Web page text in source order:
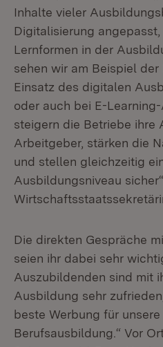
Inhalte vieler
Digitalisierung
Lernformen in der
sehen wir am Beispiel
Einsatz des digitalen
oder auch bei E-
steigern die Betriebe ihre
Arbeitgeber, stärken die
und stellen gleichzeitig
Ausbildungsniveau
Die direkten Gespräche
seien ihr dabei sehr
Auszubildenden sind mit
Ausbildung sehr
beste Werbung für
Berufsausbildung.“ Vor